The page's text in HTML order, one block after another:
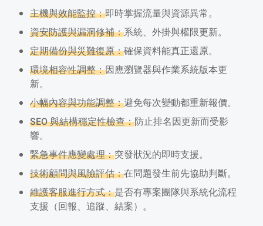
主機與效能監控：即時掌握流量與資源異常。
資安防護與漏洞修補：系統、外掛與權限更新。
定期備份與災難復原：確保資料能真正還原。
環境相容性調整：因應瀏覽器與作業系統版本更
新。
小幅內容與功能調整：避免每次變動都重新報價。
SEO 與結構穩定性檢查：防止排名因更新而受影
響。
緊急事件應變處理：突發狀況的即時支援。
技術顧問與風險評估：在問題發生前先協助判斷。
維護客服進行方式：是否有專案團隊與系統化流程
支援（回報、追蹤、結案）。